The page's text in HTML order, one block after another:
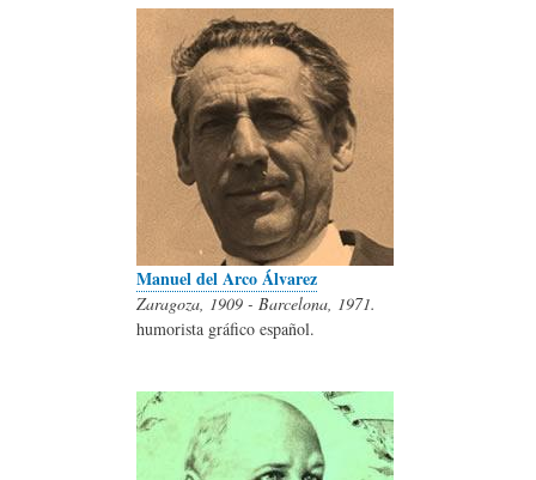
Manuel del Arco Álvarez
Zaragoza, 1909 - Barcelona, 1971.
humorista gráfico español.